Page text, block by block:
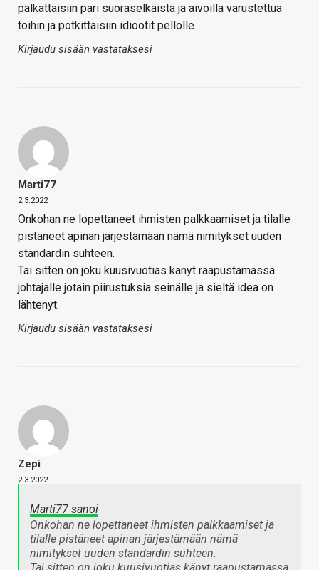
palkattaisiin pari suoraselkäistä ja aivoilla varustettua
töihin ja potkittaisiin idiootit pellolle.
Kirjaudu sisään vastataksesi
Marti77
2.3.2022
Onkohan ne lopettaneet ihmisten palkkaamiset ja tilalle
pistäneet apinan järjestämään nämä nimitykset uuden
standardin suhteen.
Tai sitten on joku kuusivuotias känyt raapustamassa
johtajalle jotain piirustuksia seinälle ja sieltä idea on
lähtenyt.
Kirjaudu sisään vastataksesi
Zepi
2.3.2022
Marti77 sanoi
Onkohan ne lopettaneet ihmisten palkkaamiset ja
tilalle pistäneet apinan järjestämään nämä
nimitykset uuden standardin suhteen.
Tai sitten on joku kuusivuotias känyt raapustamassa